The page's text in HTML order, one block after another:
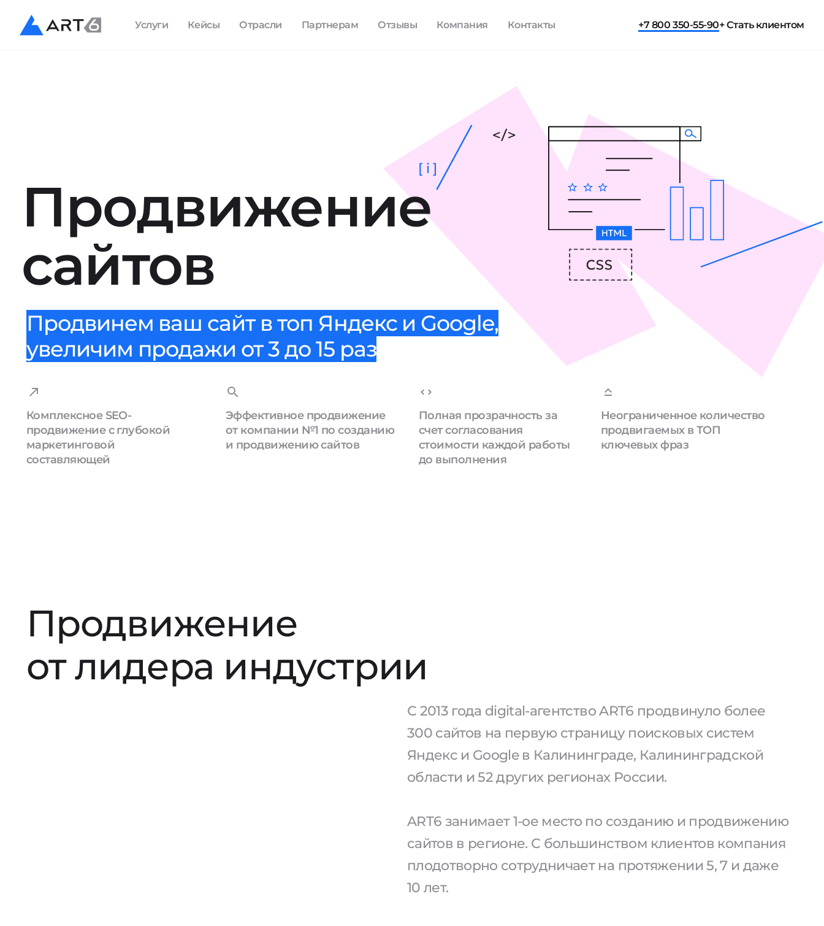
Услуги Кейсы Отрасли Партнерам Отзывы Компания Контакты +7 800 350-55-90+ Стать клиентом
Продвижение
сайтов
[ i ]
Продвинем ваш сайт в топ Яндекс и Google,
увеличим продажи от 3 до 15 раз
Комплексное SEO-
продвижение с глубокой
маркетинговой
составляющей
Эффективное продвижение
от компании №1 по созданию
и продвижению сайтов
Полная прозрачность за
счет согласования
стоимости каждой работы
до выполнения
Неограниченное количество
продвигаемых в ТОП
ключевых фраз
Продвижение
от лидера индустрии
С 2013 года digital-агентство ART6 продвинуло более
300 сайтов на первую страницу поисковых систем
Яндекс и Google в Калининграде, Калининградской
области и 52 других регионах России.
ART6 занимает 1-ое место по созданию и продвижению
сайтов в регионе. С большинством клиентов компания
плодотворно сотрудничает на протяжении 5, 7 и даже
10 лет.